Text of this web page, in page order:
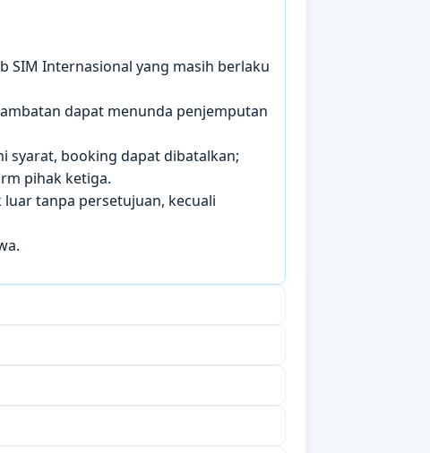
SIM Internasional yang masih berlaku
dapat menunda penjemputan
syarat, booking dapat dibatalkan;
pihak ketiga.
tanpa persetujuan, kecuali